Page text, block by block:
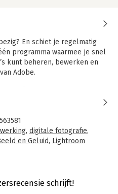
En schiet je regelmatig
programma waarmee je snel
kunt beheren, bewerken en
Adobe.
editie van het boek worden
behandeld. Je kunt via
deze vernieuwingen leren
Deze nieuwe editie biedt
nieuwste functies en
uitleg over de
Lightroom Classic, zoals
, digitale fotografie,
en Geluid, Lightroom
schrijft!